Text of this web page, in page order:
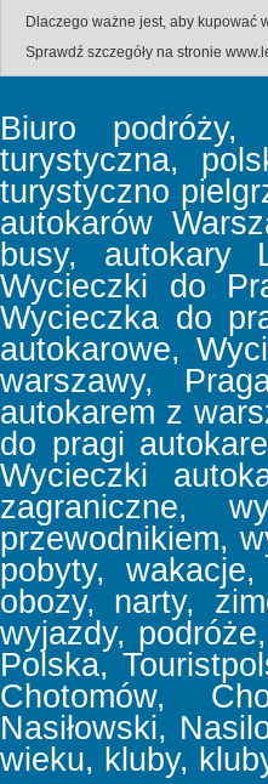
Dlaczego ważne jest, aby kupować
Sprawdź szczegóły na stronie
Biuro podróży,
turystyczna,
turystyczno
autokarów
busy, autokary
Wycieczki do
Wycieczka do
autokarowe,
warszawy,
autokarem z
do pragi
Wycieczki
zagraniczne,
przewodnikiem,
pobyty,
obozy, narty,
wyjazdy,
Polska,
Chotomów,
Nasiłowski,
wieku, kluby,